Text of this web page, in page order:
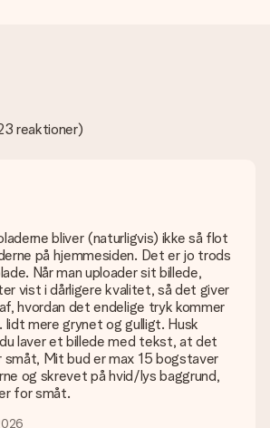
kan du kontakte vores
dit foto sammen med den gave,
bestille. Så kan de tjekke kvaliteten for
og PNG-filer til vores editor. Er dette for
billede af et andet format, du gerne vil
lave den gave du vil have!
eller valgmulighed jeg vil have, ikke er
en bestemt gave eller gave i en bestemt
angivet på hjemmesiden? Kontakt
de er glade for at hjælpe dig!
et kort til min gave? / Hvad er et kort?
lykønskningskort' i vores indkøbskurv,
dette kort, så modtageren vil vide præcis,
reaktioner)
bliver (naturligvis) ikke så flot
på hjemmesiden. Det er jo trods
Når man uploader sit billede,
vist i dårligere kvalitet, så det giver
hvordan det endelige tryk kommer
mere grynet og gulligt. Husk
laver et billede med tekst, at det
Mit bud er max 15 bogstaver
og skrevet på hvid/lys baggrund,
for småt.